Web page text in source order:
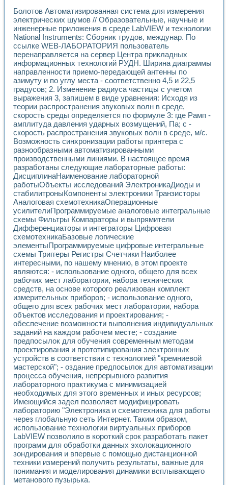
Болотов Автоматизированная система для измерения
электрических шумов // Образовательные, научные и
инженерные приложения в среде LabVIEW и технологии
National Instruments: Сборник трудов, междунар. По
ссылке WEB-ЛАБОРАТОРИЯ пользователь
перенаправляется на сервер Центра прикладных
информационных технологий РУДН. Ширина диаграммы
направленности приемо-передающей антенны по
азимуту и по углу места - соответственно 4,5 и 22,5
градусов; 2. Изменение радиуса частицы с учетом
выражения 3, запишем в виде уравнения: Исходя из
теории распространения звуковых волн в среде,
скорость среды определяется по формуле 3: где Рамп -
амплитуда давления ударных возмущений, Па; с -
скорость распространения звуковых волн в среде, м/с.
Возможность синхронизации работы принтера с
разнообразными автоматизированными
производственными линиями. В настоящее время
разработаны следующие лабораторные работы:
ДисциплинаНаименование лабораторной
работыОбъекты исследований ЭлектроникаДиоды и
стабилитроныКомпоненты электроники Транзисторы
Аналоговая схемотехникаОперационные
усилителиПрограммируемые аналоговые интегральные
схемы Фильтры Компараторы и выпрямители
Дифференциаторы и интеграторы Цифровая
схемотехникаБазовые логические
элементыПрограммируемые цифровые интегральные
схемы Триггеры Регистры Счетчики Наиболее
интересными, по нашему мнению, в этом проекте
являются: - использование одного, общего для всех
рабочих мест лаборатории, набора технических
средств, на основе которого реализован комплект
измерительных приборов; - использование одного,
общего для всех рабочих мест лаборатории, набора
объектов исследования и проектирования; -
обеспечение возможности выполнения индивидуальных
заданий на каждом рабочем месте; - создание
предпосылок для обучения современным методам
проектирования и прототипирования электронных
устройств в соответствии с технологией "кремниевой
мастерской"; - оздание предпосылок для автоматизации
процесса обучения, непрерывного развития
лабораторного практикума с минимизацией
необходимых для этого временных и иных ресурсов;
Имеющийся задел позволяет модифицировать
лабораторию "Электроника и схемотехника для работы
через глобальную сеть Интернет. Таким образом,
использование технологии виртуальных приборов
LabVIEW позволило в короткий срок разработать пакет
программ для обработки данных эхолокационного
зондирования и впервые с помощью дистанционной
техники измерений получить результаты, важные для
понимания и моделирования динамики всплывающего
метанового пузырька.